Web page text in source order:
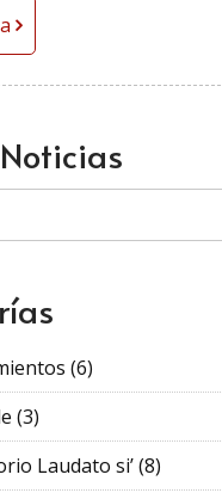
(6)
(3)
Laudato si’(8)